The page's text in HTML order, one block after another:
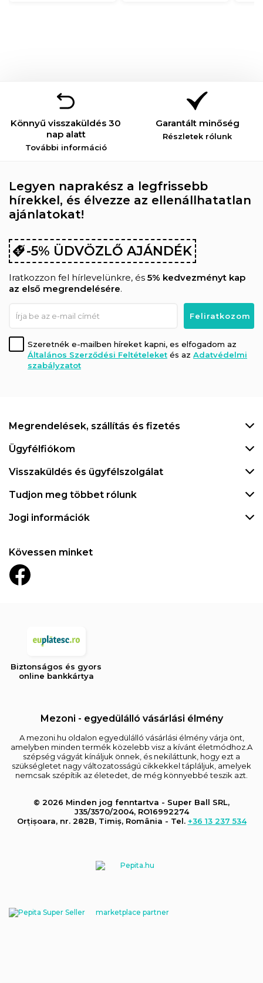
Könnyű visszaküldés 30
nap alatt
További információ
Garantált minőség
Részletek rólunk
Legyen naprakész a legfrissebb
hírekkel, és élvezze az ellenállhatatlan
ajánlatokat!
-5% ÜDVÖZLŐ AJÁNDÉK
Iratkozzon fel hírlevelünkre, és 5% kedvezményt kap
az első megrendelésére.
Szeretnék e-mailben híreket kapni, es elfogadom az
Általános Szerződési Feltételeket és az Adatvédelmi
szabályzatot
Megrendelések, szállítás és fizetés
Ügyfélfiókom
Visszaküldés és ügyfélszolgálat
Tudjon meg többet rólunk
Jogi információk
Kövessen minket
Biztonságos és gyors
online bankkártya
Mezoni - egyedülálló vásárlási élmény
A mezoni.hu oldalon egyedülálló vásárlási élmény várja önt,
amelyben minden termék közelebb visz a kívánt életmódhoz.A
szépség vágyát kínáljuk önnek, és nekiláttunk, hogy ezt a
szükségletet nagy változatosságú cikkekkel tápláljuk, amelyek
nemcsak szépítik az életedet, de még könnyebbé teszik azt.
© 2026 Minden jog fenntartva - Super Ball SRL,
J35/3570/2004, RO16992274
Orțișoara, nr. 282B, Timiș, România - Tel. +36 13 237 534
marketplace partner